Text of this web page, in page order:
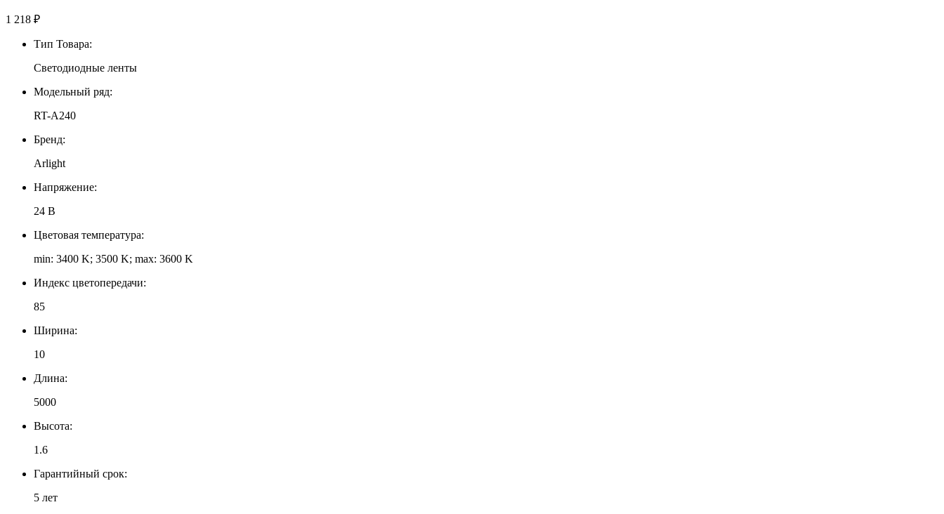
1 218 ₽
Тип Товара:
Светодиодные ленты
Модельный ряд:
RT-A240
Бренд:
Arlight
Напряжение:
24 В
Цветовая температура:
min: 3400 K; 3500 K; max: 3600 K
Индекс цветопередачи:
85
Ширина:
10
Длина:
5000
Высота:
1.6
Гарантийный срок:
5 лет